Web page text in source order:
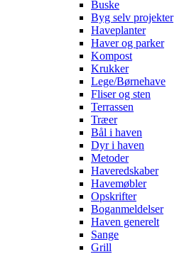
Buske
Byg selv projekter
Haveplanter
Haver og parker
Kompost
Krukker
Lege/Børnehave
Fliser og sten
Terrassen
Træer
Bål i haven
Dyr i haven
Metoder
Haveredskaber
Havemøbler
Opskrifter
Boganmeldelser
Haven generelt
Sange
Grill